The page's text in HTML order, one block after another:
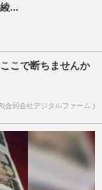
...
こで断ちませんか
合同会社デジタルファーム )